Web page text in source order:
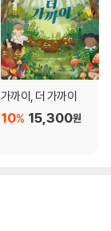
가까이, 더 가까이
15,300원
10%